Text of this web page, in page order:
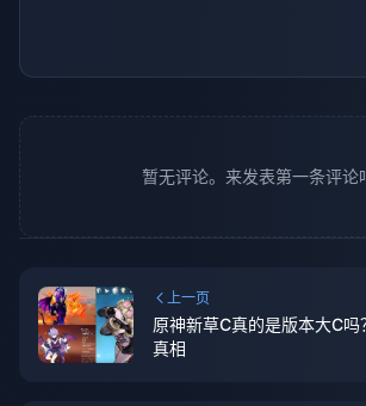
暂无评论。来发表第一条评论
上一页
原神新草C真的是版本大C
真相